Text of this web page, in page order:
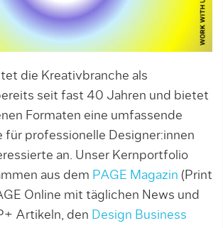
die Kreativbranche als
seit fast 40 Jahren und bietet
Formaten eine umfassende
für professionelle Designer:innen
an. Unser Kernportfolio
aus dem PAGE Magazin (Print
Online mit täglichen News und
Artikeln, den Design Business